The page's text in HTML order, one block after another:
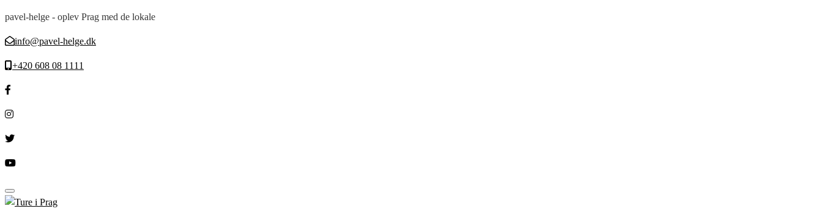
pavel-helge - oplev Prag med de lokale
info@pavel-helge.dk
+420 608 08 1111
Toggle navigation